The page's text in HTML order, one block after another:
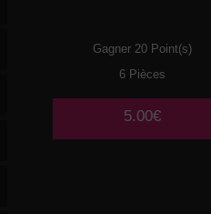
Gagner 20 Point(s)
6 Pièces
5.00€